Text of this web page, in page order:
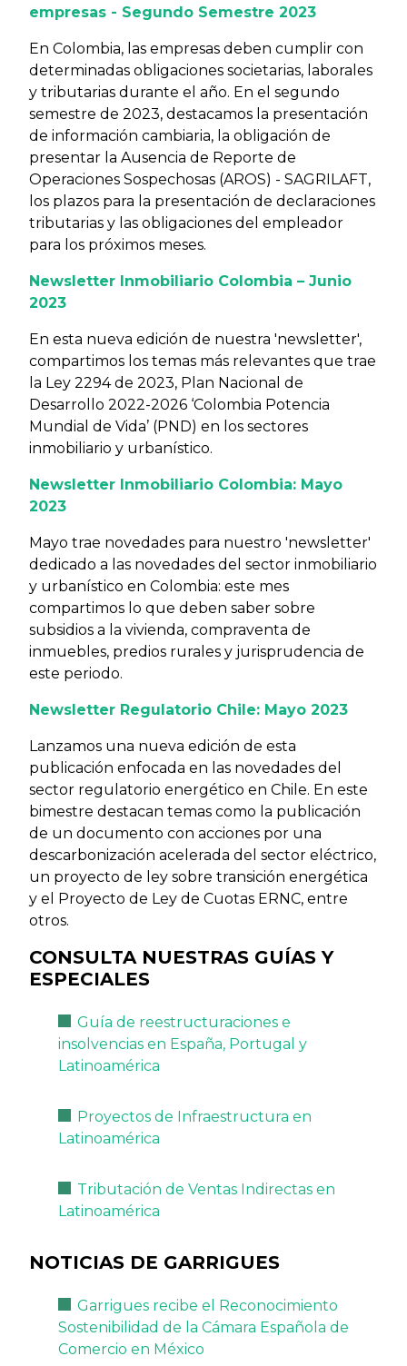
empresas - Segundo Semestre 2023
En Colombia, las empresas deben cumplir con
determinadas obligaciones societarias, laborales
y tributarias durante el año. En el segundo
semestre de 2023, destacamos la presentación
de información cambiaria, la obligación de
presentar la Ausencia de Reporte de
Operaciones Sospechosas (AROS) - SAGRILAFT,
los plazos para la presentación de declaraciones
tributarias y las obligaciones del empleador
para los próximos meses.
Newsletter Inmobiliario Colombia – Junio
2023
En esta nueva edición de nuestra 'newsletter',
compartimos los temas más relevantes que trae
la Ley 2294 de 2023, Plan Nacional de
Desarrollo 2022-2026 ‘Colombia Potencia
Mundial de Vida’ (PND) en los sectores
inmobiliario y urbanístico.
Newsletter Inmobiliario Colombia: Mayo
2023
Mayo trae novedades para nuestro 'newsletter'
dedicado a las novedades del sector inmobiliario
y urbanístico en Colombia: este mes
compartimos lo que deben saber sobre
subsidios a la vivienda, compraventa de
inmuebles, predios rurales y jurisprudencia de
este periodo.
Newsletter Regulatorio Chile: Mayo 2023
Lanzamos una nueva edición de esta
publicación enfocada en las novedades del
sector regulatorio energético en Chile. En este
bimestre destacan temas como la publicación
de un documento con acciones por una
descarbonización acelerada del sector eléctrico,
un proyecto de ley sobre transición energética
y el Proyecto de Ley de Cuotas ERNC, entre
otros.
CONSULTA NUESTRAS GUÍAS Y
ESPECIALES
Guía de reestructuraciones e
insolvencias en España, Portugal y
Latinoamérica
Proyectos de Infraestructura en
Latinoamérica
Tributación de Ventas Indirectas en
Latinoamérica
NOTICIAS DE GARRIGUES
Garrigues recibe el Reconocimiento
Sostenibilidad de la Cámara Española de
Comercio en México